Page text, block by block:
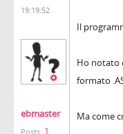
19:19:52
ebmaster
Posts: 1
Il
Ho notato
formato
Ma come